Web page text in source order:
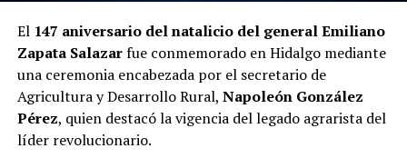
El 147 aniversario del natalicio del general Emiliano
Zapata Salazarfue conmemorado en Hidalgo mediante
una ceremonia encabezada por el secretario de
Agricultura y Desarrollo Rural, Napoleón González
Pérez, quien destacó la vigencia del legado agrarista del
líder revolucionario.